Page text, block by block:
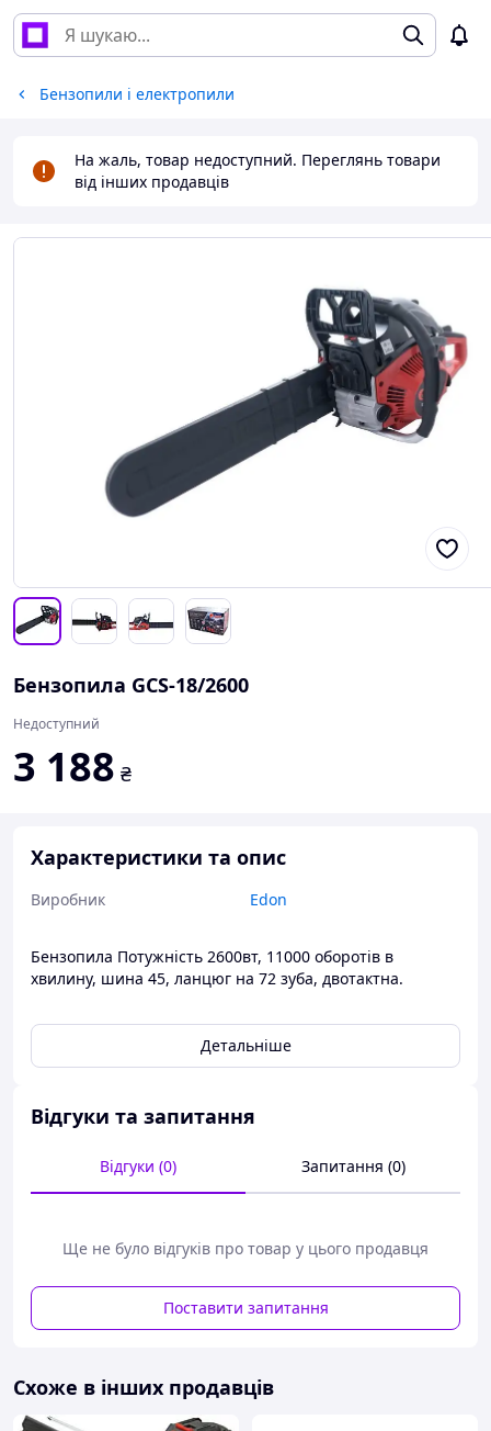
Бензопили і електропили
На жаль, товар недоступний. Переглянь товари
від інших продавців
Бензопила GCS-18/2600
Недоступний
3 188 ₴
Характеристики та опис
Виробник Edon
Бензопила Потужність 2600вт, 11000 оборотів в
хвилину, шина 45, ланцюг на 72 зуба, двотактна.
Детальніше
Відгуки та запитання
Відгуки (0) Запитання (0)
Ще не було відгуків про товар у цього продавця
Поставити запитання
Схоже в інших продавців